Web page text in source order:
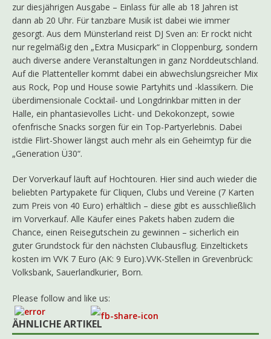
zur diesjährigen Ausgabe – Einlass für alle ab 18 Jahren ist
dann ab 20 Uhr. Für tanzbare Musik ist dabei wie immer
gesorgt. Aus dem Münsterland reist DJ Sven an: Er rockt nicht
nur regelmäßig den „Extra Musicpark“ in Cloppenburg, sondern
auch diverse andere Veranstaltungen in ganz Norddeutschland.
Auf die Plattenteller kommt dabei ein abwechslungsreicher Mix
aus Rock, Pop und House sowie Partyhits und -klassikern. Die
überdimensionale Cocktail- und Longdrinkbar mitten in der
Halle, ein phantasievolles Licht- und Dekokonzept, sowie
ofenfrische Snacks sorgen für ein Top-Partyerlebnis. Dabei
istdie Flirt-Shower längst auch mehr als ein Geheimtyp für die
„Generation Ü30“.
Der Vorverkauf läuft auf Hochtouren. Hier sind auch wieder die
beliebten Partypakete für Cliquen, Clubs und Vereine (7 Karten
zum Preis von 40 Euro) erhältlich – diese gibt es ausschließlich
im Vorverkauf. Alle Käufer eines Pakets haben zudem die
Chance, einen Reisegutschein zu gewinnen – sicherlich ein
guter Grundstock für den nächsten Clubausflug. Einzeltickets
kosten im VVK 7 Euro (AK: 9 Euro).VVK-Stellen in Grevenbrück:
Volksbank, Sauerlandkurier, Born.
Please follow and like us:
ÄHNLICHE ARTIKEL